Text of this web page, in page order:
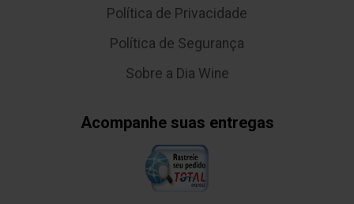
Política de Privacidade
Política de Segurança
Sobre a Dia Wine
Acompanhe suas entregas